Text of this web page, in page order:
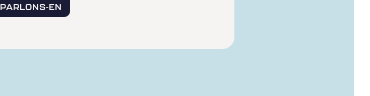
PARLONS-EN